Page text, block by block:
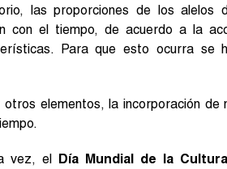
las proporciones de los alelos
con el tiempo, de acuerdo a la
Para que esto ocurra se
elementos, la incorporación de
vez, elDía Mundial de la